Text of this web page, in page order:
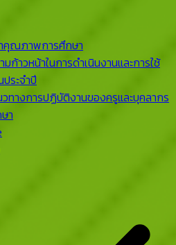
ณภาพการศึกษา
มก้าวหน้าในการดําเนินงานและการใช้
ระจําปี
ทางการปฏิบัติงานของครูและบุคลากร
า